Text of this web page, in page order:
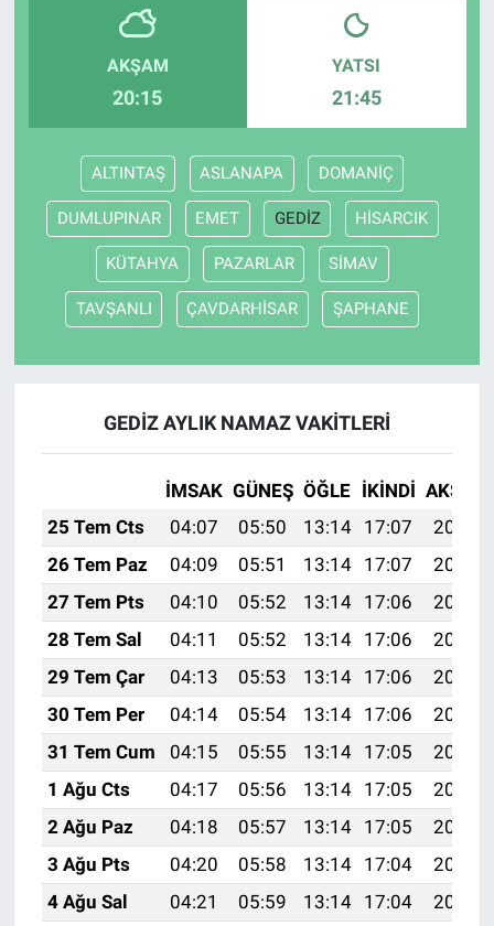
AKŞAM
20:15
YATSI
21:45
ALTINTAŞ ASLANAPA DOMANİÇ
DUMLUPINAR EMET GEDİZ HİSARCIK
KÜTAHYA PAZARLAR SİMAV
TAVŞANLI ÇAVDARHİSAR ŞAPHANE
GEDİZ AYLIK NAMAZ VAKITLERI
İMSAK GÜNEŞ ÖĞLE İKINDI AKŞAM
25 Tem Cts
04:07 05:50 13:14 17:07
20:28
26 Tem Paz
04:09 05:51 13:14 17:07
20:27
27 Tem Pts
04:10 05:52 13:14 17:06
20:26
28 Tem Sal
04:11 05:52 13:14 17:06
20:26
29 Tem Çar
04:13 05:53 13:14 17:06
20:25
30 Tem Per
04:14 05:54 13:14 17:06
20:24
31 Tem Cum
04:15 05:55 13:14 17:05
20:23
1 Ağu Cts
04:17 05:56 13:14 17:05
20:22
2 Ağu Paz
04:18 05:57 13:14 17:05
20:21
3 Ağu Pts
04:20 05:58 13:14 17:04
20:20
4 Ağu Sal
04:21 05:59 13:14 17:04
20:19